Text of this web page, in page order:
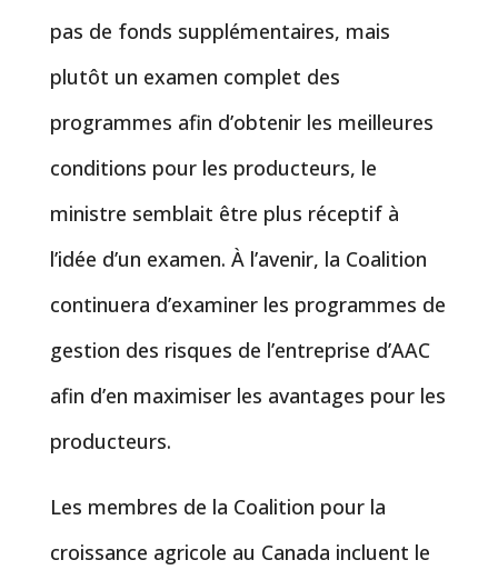
pas de fonds supplémentaires, mais
plutôt un examen complet des
programmes afin d’obtenir les meilleures
conditions pour les producteurs, le
ministre semblait être plus réceptif à
l’idée d’un examen. À l’avenir, la Coalition
continuera d’examiner les programmes de
gestion des risques de l’entreprise d’AAC
afin d’en maximiser les avantages pour les
producteurs.
Les membres de la Coalition pour la
croissance agricole au Canada incluent le